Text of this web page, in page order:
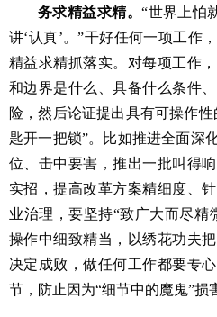
务求精益求精。“世界上怕
讲‘认真’。”干好任何一项工作
精益求精抓落实。对每项工作
和边界是什么、具备什么条件
险，然后论证提出具有可操作
匙开一把锁”。比如推进全面深
位、击中要害，推出一批叫得
实招，提高改革方案精细度、
业治理，要坚持“致广大而尽精
操作中细致精当，以绣花功夫
决定成败，做任何工作都要专
节，防止因为“细节中的魔鬼”损